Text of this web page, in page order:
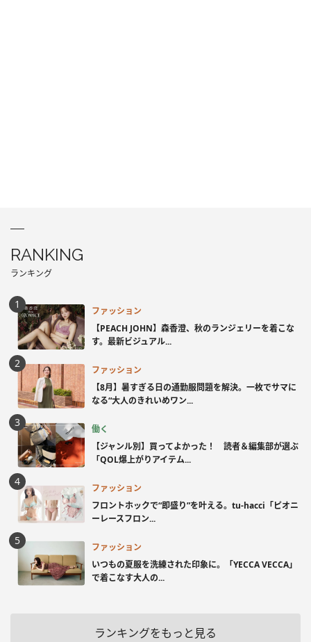
RANKING
ランキング
ファッション
【PEACH JOHN】森香澄、秋のランジェリーを着こな
す。最新ビジュアル...
ファッション
【8月】暑すぎる日の通勤服問題を解決。一枚でサマに
なる“大人のきれいめワン...
働く
【ジャンル別】買ってよかった！ 読者＆編集部が選ぶ
「QOL爆上がりアイテム...
ファッション
フロントホックで“即盛り”を叶える。tu-hacci「ピオニ
ーレースフロン...
ファッション
いつもの夏服を洗練された印象に。「YECCA VECCA」
で着こなす大人の...
ランキングをもっと見る